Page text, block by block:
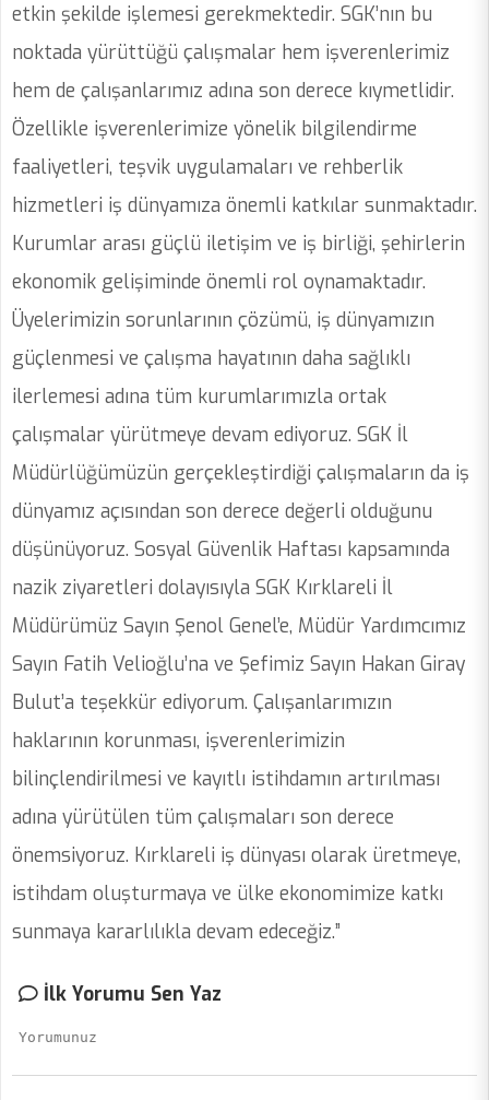
etkin şekilde işlemesi gerekmektedir. SGK’nın bu
noktada yürüttüğü çalışmalar hem işverenlerimiz
hem de çalışanlarımız adına son derece kıymetlidir.
Özellikle işverenlerimize yönelik bilgilendirme
faaliyetleri, teşvik uygulamaları ve rehberlik
hizmetleri iş dünyamıza önemli katkılar sunmaktadır.
Kurumlar arası güçlü iletişim ve iş birliği, şehirlerin
ekonomik gelişiminde önemli rol oynamaktadır.
Üyelerimizin sorunlarının çözümü, iş dünyamızın
güçlenmesi ve çalışma hayatının daha sağlıklı
ilerlemesi adına tüm kurumlarımızla ortak
çalışmalar yürütmeye devam ediyoruz. SGK İl
Müdürlüğümüzün gerçekleştirdiği çalışmaların da iş
dünyamız açısından son derece değerli olduğunu
düşünüyoruz. Sosyal Güvenlik Haftası kapsamında
nazik ziyaretleri dolayısıyla SGK Kırklareli İl
Müdürümüz Sayın Şenol Genel’e, Müdür Yardımcımız
Sayın Fatih Velioğlu’na ve Şefimiz Sayın Hakan Giray
Bulut’a teşekkür ediyorum. Çalışanlarımızın
haklarının korunması, işverenlerimizin
bilinçlendirilmesi ve kayıtlı istihdamın artırılması
adına yürütülen tüm çalışmaları son derece
önemsiyoruz. Kırklareli iş dünyası olarak üretmeye,
istihdam oluşturmaya ve ülke ekonomimize katkı
sunmaya kararlılıkla devam edeceğiz.”
İlk Yorumu Sen Yaz